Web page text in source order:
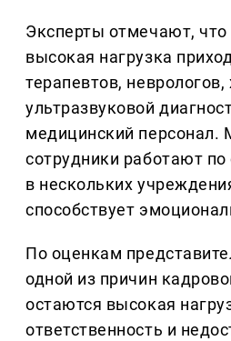
Эксперты отмечают, что
высокая нагрузка
терапевтов, неврологов,
ультразвуковой
медицинский персонал.
сотрудники работают по
в нескольких
способствует
По оценкам
одной из причин
остаются высокая
ответственность и